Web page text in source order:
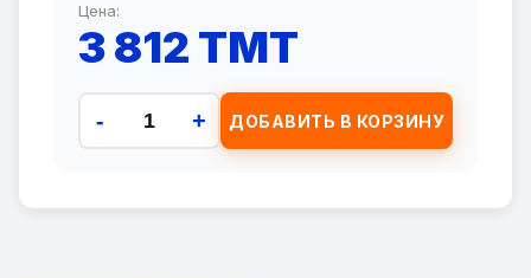
Цена:
3 812 TMT
- + ДОБАВИТЬ В КОРЗИНУ